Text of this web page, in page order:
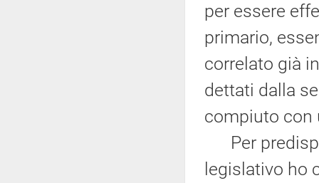
per essere
primario,
correlato già
dettati dalla
compiuto con
Per
legislativo ho